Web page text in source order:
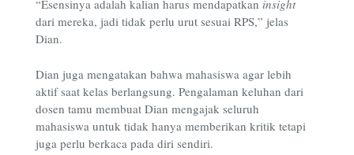
“Esensinya adalah kalian harus mendapatkan insight
dari mereka, jadi tidak perlu urut sesuai RPS,” jelas
Dian.
Dian juga mengatakan bahwa mahasiswa agar lebih
aktif saat kelas berlangsung. Pengalaman keluhan dari
dosen tamu membuat Dian mengajak seluruh
mahasiswa untuk tidak hanya memberikan kritik tetapi
juga perlu berkaca pada diri sendiri.